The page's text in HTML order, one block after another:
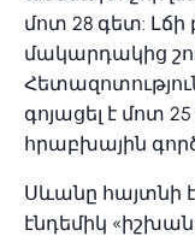
մոտ 28 գետ: Լճի
մակարդակից
գոյացել է մոտ
հրաբխային
Սևանը հայտնի
էնդեմիկ